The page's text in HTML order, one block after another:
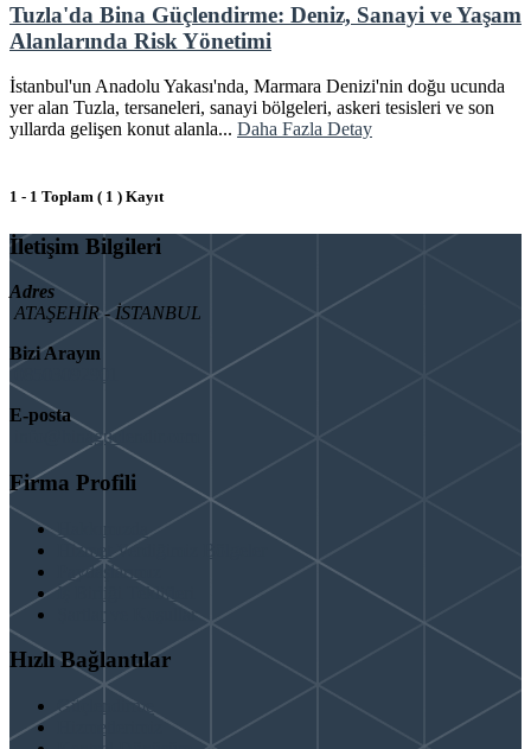
Tuzla'da Bina Güçlendirme: Deniz, Sanayi ve Yaşam
Alanlarında Risk Yönetimi
İstanbul'un Anadolu Yakası'nda, Marmara Denizi'nin doğu ucunda
yer alan Tuzla, tersaneleri, sanayi bölgeleri, askeri tesisleri ve son
yıllarda gelişen konut alanla... Daha Fazla Detay
1 - 1 Toplam ( 1 ) Kayıt
İletişim Bilgileri
Adres
ATAŞEHİR - İSTANBUL
Bizi Arayın
E-posta
info@binaguclendir.com
Firma Profili
Hakkımızda
Hizmet Verdiğimiz Bölgeler
Paydaşlarımız
İş Birliği Teklifleri
Şartlar ve Koşullar
Hızlı Bağlantılar
Güçlendirme
Hizmetlerimiz